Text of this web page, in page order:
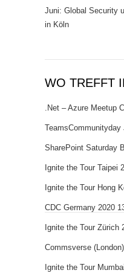
Juni: Global Security
in Köln
WO TREFFT
.Net – Azure Meetup
TeamsCommunityday
SharePoint Saturday
Ignite the Tour Taipei
Ignite the Tour Hong
CDC Germany 2020
Ignite the Tour Zürich
Commsverse
Ignite the Tour